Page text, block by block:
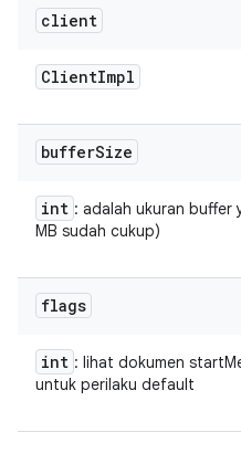
client
ClientImpl
bufferSize
int : adalah ukuran buffer
MB sudah cukup)
flags
int : lihat dokumen
untuk perilaku default